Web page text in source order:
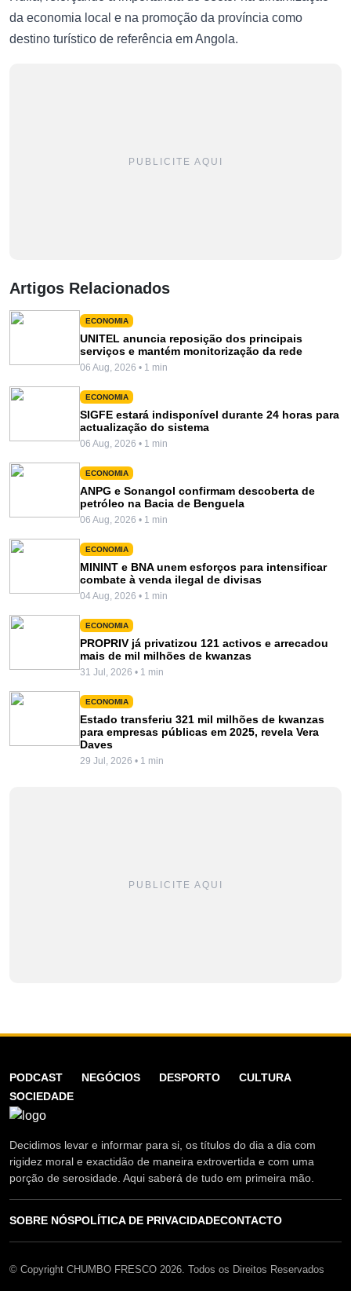
da economia local e na promoção da província como
destino turístico de referência em Angola.
PUBLICITE AQUI
Artigos Relacionados
ECONOMIA
UNITEL anuncia reposição dos principais
serviços e mantém monitorização da rede
06 Aug, 2026 • 1 min
ECONOMIA
SIGFE estará indisponível durante 24 horas para
actualização do sistema
06 Aug, 2026 • 1 min
ECONOMIA
ANPG e Sonangol confirmam descoberta de
petróleo na Bacia de Benguela
06 Aug, 2026 • 1 min
ECONOMIA
MININT e BNA unem esforços para intensificar
combate à venda ilegal de divisas
04 Aug, 2026 • 1 min
ECONOMIA
PROPRIV já privatizou 121 activos e arrecadou
mais de mil milhões de kwanzas
31 Jul, 2026 • 1 min
ECONOMIA
Estado transferiu 321 mil milhões de kwanzas
para empresas públicas em 2025, revela Vera
Daves
29 Jul, 2026 • 1 min
PUBLICITE AQUI
PODCAST NEGÓCIOS DESPORTO
CULTURA
SOCIEDADE
Decidimos levar e informar para si, os títulos do dia a dia com
rigidez moral e exactidão de maneira extrovertida e com uma
porção de serosidade. Aqui saberá de tudo em primeira mão.
SOBRE NÓSPOLÍTICA DE PRIVACIDADECONTACTO
© Copyright CHUMBO FRESCO 2026. Todos os Direitos Reservados